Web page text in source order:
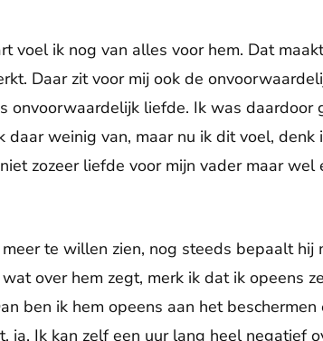
voel ik nog van alles voor hem. Dat
Daar zit voor mij ook de
onvoorwaardelijk liefde. Ik was daardoor
weinig van, maar nu ik dit voel, denk
zozeer liefde voor mijn vader maar
te willen zien, nog steeds bepaalt hij
over hem zegt, merk ik dat ik opeens
ben ik hem opeens aan het
ja. Ik kan zelf een uur lang heel negatief